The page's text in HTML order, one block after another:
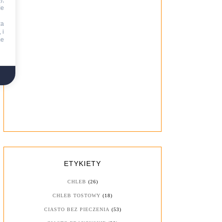
ETYKIETY
CHLEB (26)
CHLEB TOSTOWY (18)
CIASTO BEZ PIECZENIA (53)
i